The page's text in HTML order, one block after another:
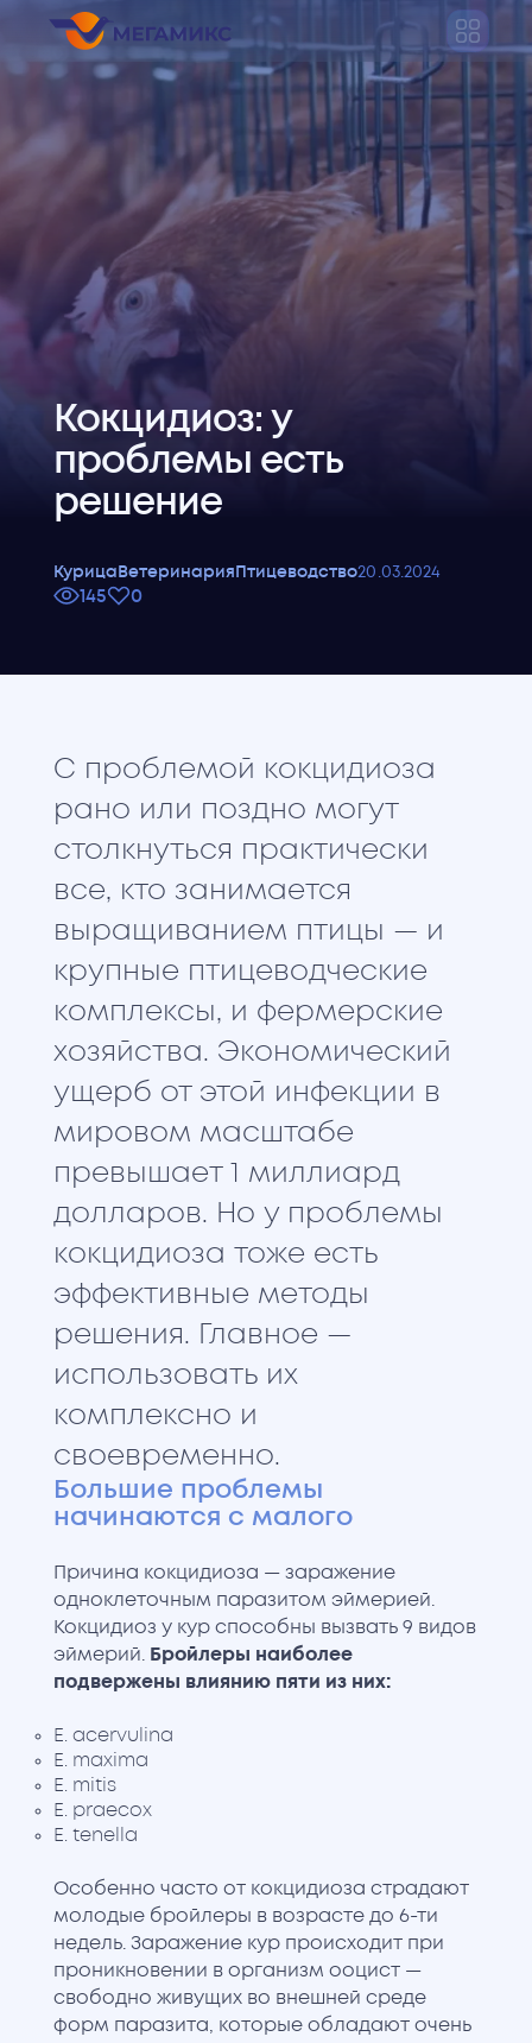
Кокцидиоз: у
проблемы есть
решение
Курица Ветеринария Птицеводство20 03. 2024
145 0
С проблемой кокцидиоза
рано или поздно могут
столкнуться практически
все, кто занимается
выращиванием птицы — и
крупные птицеводческие
комплексы, и фермерские
хозяйства. Экономический
ущерб от этой инфекции в
мировом масштабе
превышает 1 миллиард
долларов. Но у проблемы
кокцидиоза тоже есть
эффективные методы
решения. Главное —
использовать их
комплексно и
своевременно.
Большие проблемы
начинаются с малого
Причина кокцидиоза — заражение
одноклеточным паразитом эймерией.
Кокцидиоз у кур способны вызвать 9 видов
эймерий. Бройлеры наиболее
подвержены влиянию пяти из них:
E. acervulina
E. maxima
E. mitis
E. praecox
E. tenella
Особенно часто от кокцидиоза страдают
молодые бройлеры в возрасте до 6-ти
недель. Заражение кур происходит при
проникновении в организм ооцист —
свободно живущих во внешней среде
форм паразита, которые обладают очень